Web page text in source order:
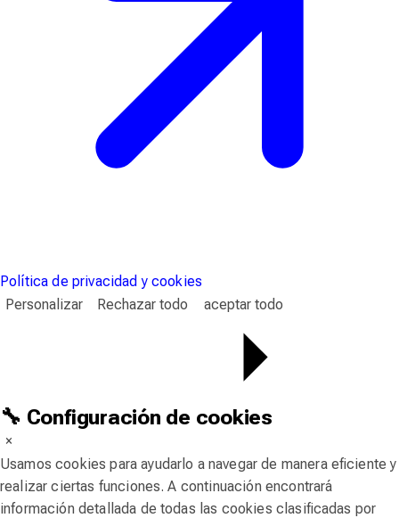
Política de privacidad y cookies
Personalizar
Rechazar todo aceptar todo
🔧 Configuración de cookies
×
Usamos cookies para ayudarlo a navegar de manera eficiente y
realizar ciertas funciones. A continuación encontrará
información detallada de todas las cookies clasificadas por